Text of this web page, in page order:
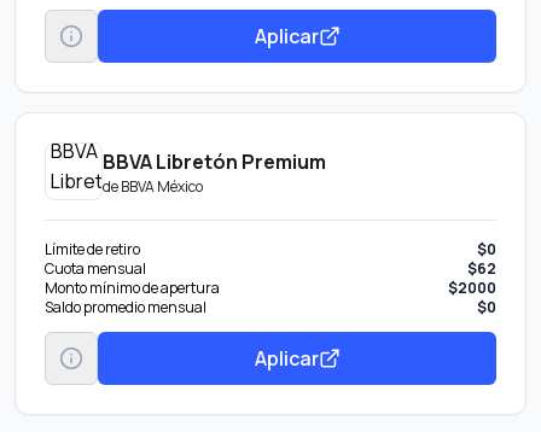
Aplicar
BBVA Libretón Premium
deBBVA México
Límite de retiro
$0
Cuota mensual
$62
Monto mínimo de apertura
$2000
Saldo promedio mensual
$0
Aplicar